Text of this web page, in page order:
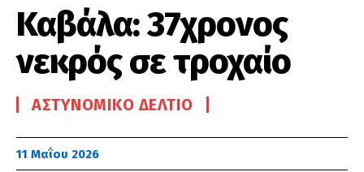
Καβάλα: 37χρονος
νεκρός σε τροχαίο
ΑΣΤΥΝΟΜΙΚΌ ΔΕΛΤΊΟ
11 Μαΐου 2026